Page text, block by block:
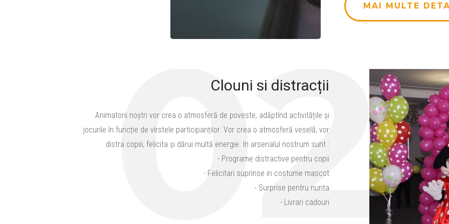
MAI MULTE
02
Clouni si distracții
Animatorii noștri vor crea o atmosferă de poveste, adăptînd activitățile și
jocurile în funcție de vîrstele participanților. Vor crea o atmosferă veselă, vor
distra copiii, felicita și dărui multă energie. In arsenalul nostrum sunt :
- Programe distractive pentru copii
- Felicitari suprinse in costume mascot
- Surprise pentru nunta
- Livrari cadouri